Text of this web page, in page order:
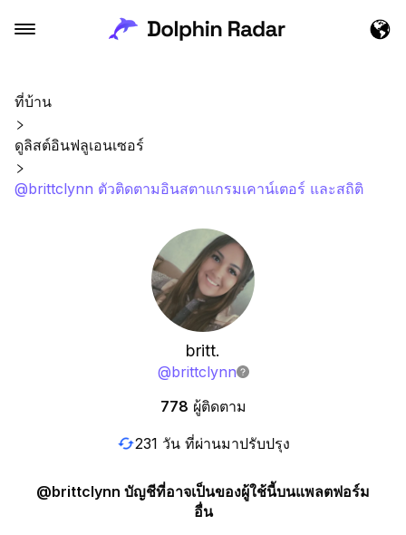
ที่บ้าน
ดูลิสต์อินฟลูเอนเซอร์
@brittclynn ตัวติดตามอินสตาแกรมเคาน์เตอร์ และสถิติ
britt.
@brittclynn
778 ผู้ติดตาม
231 วัน ที่ผ่านมาปรับปรุง
@brittclynn บัญชีที่อาจเป็นของผู้ใช้นี้บนแพลตฟอร์ม
อื่น